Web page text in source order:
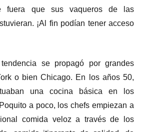
fuera que sus vaqueros de las
¡Al fin podían tener acceso
se propagó por grandes
o bien Chicago. En los años 50,
una cocina básica en los
a poco, los chefs empiezan a
comida veloz a través de los